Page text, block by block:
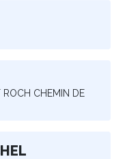
ROCH CHEMIN DE